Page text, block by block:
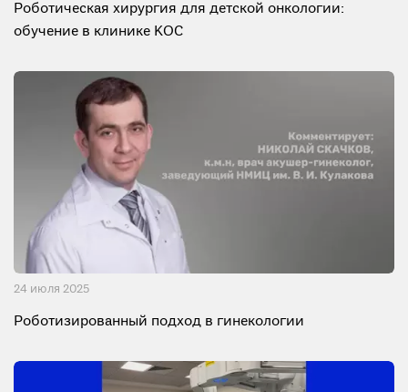
Роботическая хирургия для детской онкологии:
обучение в клинике KOC
24 июля 2025
Роботизированный подход в гинекологии